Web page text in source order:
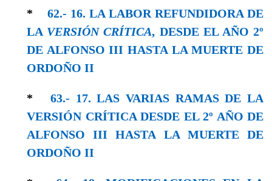
* 62.- 16. LA LABOR REFUNDIDORA DE
LA VERSIÓN CRÍTICA, DESDE EL AÑO 2º
DE ALFONSO III HASTA LA MUERTE DE
ORDOÑO II
* 63.- 17. LAS VARIAS RAMAS DE LA
VERSIÓN CRÍTICA DESDE EL 2º AÑO DE
ALFONSO III HASTA LA MUERTE DE
ORDOÑO II